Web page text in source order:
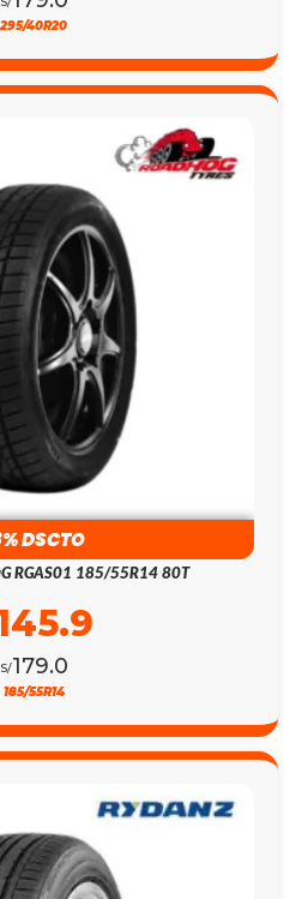
295/40R20
DSCTO
RGAS01 185/55R14 80T
S/179.0
185/55R14